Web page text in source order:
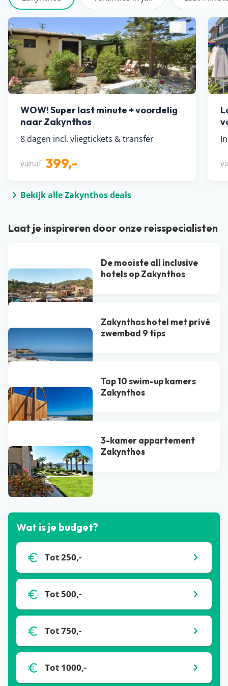
WOW! Super last minute + voordelig
naar Zakynthos
8 dagen incl. vliegtickets & transfer
vanaf 399,-
Bekijk alle Zakynthos deals
Laat je inspireren door onze reisspecialisten
De mooiste all inclusive
hotels op Zakynthos
Zakynthos hotel met privé
zwembad 9 tips
Top 10 swim-up kamers
Zakynthos
3-kamer appartement
Zakynthos
Bekijk alle blogs
Wat is je budget?
Tot 250,-
Tot 500,-
Tot 750,-
Tot 1000,-